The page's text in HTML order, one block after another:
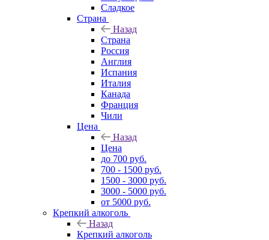
Сладкое
Страна
Назад
Страна
Россия
Англия
Испания
Италия
Канада
Франция
Чили
Цена
Назад
Цена
до 700 руб.
700 - 1500 руб.
1500 - 3000 руб.
3000 - 5000 руб.
от 5000 руб.
Крепкий алкоголь
Назад
Крепкий алкоголь